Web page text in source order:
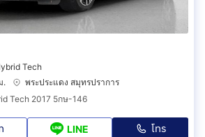
Tech
.
พระประแดง สมุทรปราการ
Tech 2017 5กษ-146
LINE โทร